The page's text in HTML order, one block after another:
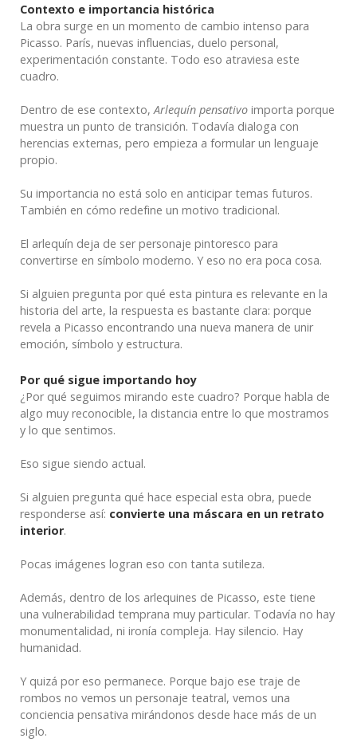
Contexto e importancia histórica
La obra surge en un momento de cambio intenso para
Picasso. París, nuevas influencias, duelo personal,
experimentación constante. Todo eso atraviesa este
cuadro.
Dentro de ese contexto, Arlequín pensativo importa porque
muestra un punto de transición. Todavía dialoga con
herencias externas, pero empieza a formular un lenguaje
propio.
Su importancia no está solo en anticipar temas futuros.
También en cómo redefine un motivo tradicional.
El arlequín deja de ser personaje pintoresco para
convertirse en símbolo moderno. Y eso no era poca cosa.
Si alguien pregunta por qué esta pintura es relevante en la
historia del arte, la respuesta es bastante clara: porque
revela a Picasso encontrando una nueva manera de unir
emoción, símbolo y estructura.
Por qué sigue importando hoy
¿Por qué seguimos mirando este cuadro? Porque habla de
algo muy reconocible, la distancia entre lo que mostramos
y lo que sentimos.
Eso sigue siendo actual.
Si alguien pregunta qué hace especial esta obra, puede
responderse así: convierte una máscara en un retrato
interior.
Pocas imágenes logran eso con tanta sutileza.
Además, dentro de los arlequines de Picasso, este tiene
una vulnerabilidad temprana muy particular. Todavía no hay
monumentalidad, ni ironía compleja. Hay silencio. Hay
humanidad.
Y quizá por eso permanece. Porque bajo ese traje de
rombos no vemos un personaje teatral, vemos una
conciencia pensativa mirándonos desde hace más de un
siglo.